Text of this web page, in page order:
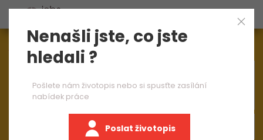
Aktuálně1545nabídek práce
Nenašli jste, co jste
hledali ?
Pošlete nám životopis nebo si spusťte zasílání
nabídek práce
Poslat životopis